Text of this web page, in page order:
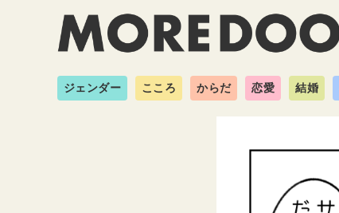
ジェンダー こころ からだ 恋愛 結婚